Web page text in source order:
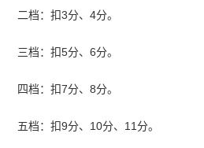
二档：扣3分、4分。
三档：扣5分、6分。
四档：扣7分、8分。
五档：扣9分、10分、11分。